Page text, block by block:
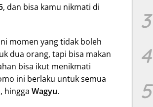
, dan bisa kamu nikmati di
momen yang tidak boleh
dua orang, tapi bisa makan
bisa ikut menikmati
ini berlaku untuk semua
, hingga Wagyu.
3
4
5